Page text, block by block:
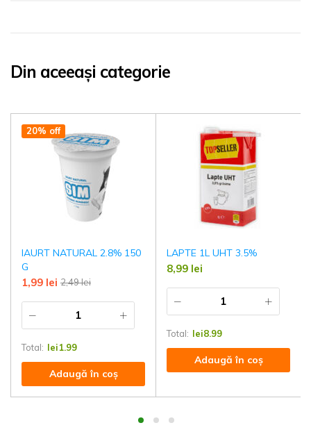
Din aceeași categorie
20% off
IAURT NATURAL 2.8% 150
G
2,49lei
1,99 lei
Total: lei1.99
Adaugă în coș
LAPTE 1L UHT 3.5%
8,99 lei
Total: lei8.99
Adaugă în coș